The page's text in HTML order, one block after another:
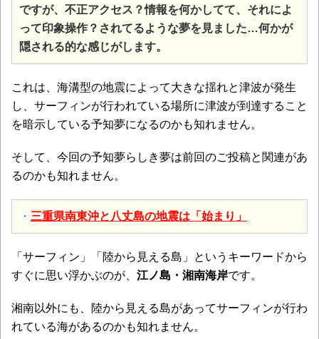
ですが、不正アクセス？情報を何かしてて、それによ
って印象操作？されてるような夢を見ました…何かが
隠される的な感じがします。
これは、海溝型の地震によって大きな揺れと津波が発生
し、サーフィンが行われている場所に津波が到達すること
を暗示している予知夢になるのかも知れません。
そして、今回の予知夢らしき夢は前回のご投稿と関連があ
るのかも知れません。
・ 三重県南東沖と八丈島の地震は「始まり」
「サーフィン」「陸から見える島」というキーワードから
すぐに思い浮かぶのが、 江ノ島・湘南海岸です。
湘南以外にも、陸から見える島があってサーフィンが行わ
れている海があるのかも知れません。